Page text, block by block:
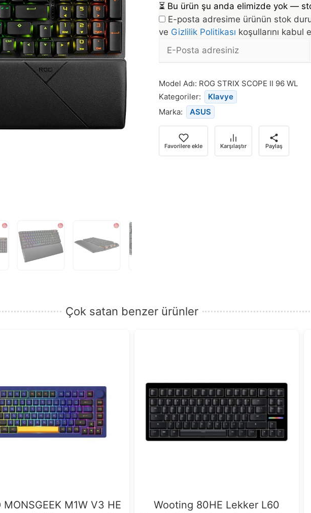
⏳ Bu ürün şu anda elimizde yok —
E-posta adresime ürünün stok
ve Gizlilik Politikası koşullarını kabul
E-
ürün
stoğa
döndüğünde
bildirim
almak
için
e-
Model Adı: ROG STRIX SCOPE II 96 WL
Kategoriler:
Klavye
Marka:
ASUS
Favorilere ekle Karşılaştır Paylaş
Çok satan benzer ürünler
MONSGEEK M1W V3 HE
Wooting 80HE Lekker L60